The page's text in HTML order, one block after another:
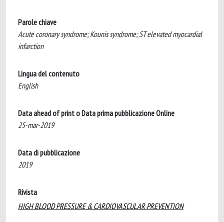
Parole chiave
Acute coronary syndrome; Kounis syndrome; ST elevated myocardial
infarction
Lingua del contenuto
English
Data ahead of print o Data prima pubblicazione Online
25-mar-2019
Data di pubblicazione
2019
Rivista
HIGH BLOOD PRESSURE & CARDIOVASCULAR PREVENTION